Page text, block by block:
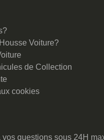
Voiture?
de Collection
cookies
vos questions sous 24H